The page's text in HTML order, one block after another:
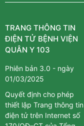
TRANG THÔNG TIN
ĐIỆN TỬ BỆNH VIỆN
QUÂN Y 103
Phiên bản 3.0 - ngày
01/03/2025
Quyết định cho phép
thiết lập Trang thông tin
điện tử trên Internet số